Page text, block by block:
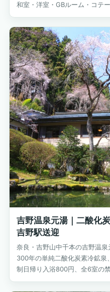
和室・洋室・GBルーム・コテ
吉野温泉元湯｜二酸化
吉野駅送迎
奈良・吉野山中千本の吉野温
300年の単純二酸化炭素冷鉱泉
制日帰り入浴800円、全6室の